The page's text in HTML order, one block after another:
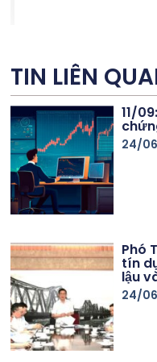
TIN LIÊN
11/
24/
Phó
tín
lậu
24/